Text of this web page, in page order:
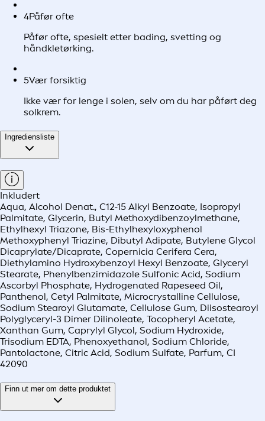
4Påfør ofte
Påfør ofte, spesielt etter bading, svetting og
håndkletørking.
5Vær forsiktig
Ikke vær for lenge i solen, selv om du har påført deg
solkrem.
Ingrediensliste
Inkludert
Aqua, Alcohol Denat., C12-15 Alkyl Benzoate, Isopropyl
Palmitate, Glycerin, Butyl Methoxydibenzoylmethane,
Ethylhexyl Triazone, Bis-Ethylhexyloxyphenol
Methoxyphenyl Triazine, Dibutyl Adipate, Butylene Glycol
Dicaprylate/Dicaprate, Copernicia Cerifera Cera,
Diethylamino Hydroxybenzoyl Hexyl Benzoate, Glyceryl
Stearate, Phenylbenzimidazole Sulfonic Acid, Sodium
Ascorbyl Phosphate, Hydrogenated Rapeseed Oil,
Panthenol, Cetyl Palmitate, Microcrystalline Cellulose,
Sodium Stearoyl Glutamate, Cellulose Gum, Diisostearoyl
Polyglyceryl-3 Dimer Dilinoleate, Tocopheryl Acetate,
Xanthan Gum, Caprylyl Glycol, Sodium Hydroxide,
Trisodium EDTA, Phenoxyethanol, Sodium Chloride,
Pantolactone, Citric Acid, Sodium Sulfate, Parfum, CI
42090
Finn ut mer om dette produktet